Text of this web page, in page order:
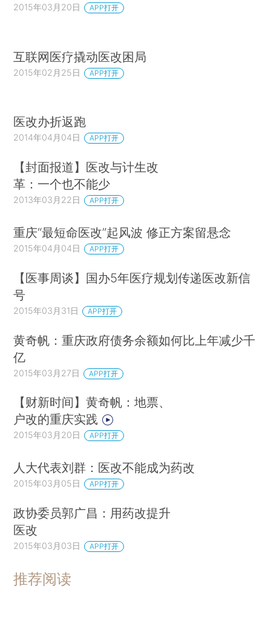
2015年03月20日 APP打开
互联网医疗撬动医改困局
2015年02月25日 APP打开
医改办折返跑
2014年04月04日 APP打开
【封面报道】医改与计生改
革：一个也不能少
2013年03月22日 APP打开
重庆“最短命医改”起风波 修正方案留悬念
2015年04月04日 APP打开
【医事周谈】国办5年医疗规划传递医改新信
号
2015年03月31日 APP打开
黄奇帆：重庆政府债务余额如何比上年减少千
亿
2015年03月27日 APP打开
【财新时间】黄奇帆：地票、
户改的重庆实践
2015年03月20日 APP打开
人大代表刘群：医改不能成为药改
2015年03月05日 APP打开
政协委员郭广昌：用药改提升
医改
2015年03月03日 APP打开
推荐阅读